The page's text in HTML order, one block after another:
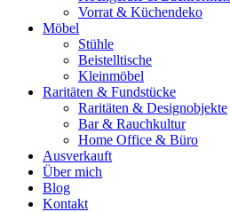
Vorrat & Küchendeko
Möbel
Stühle
Beistelltische
Kleinmöbel
Raritäten & Fundstücke
Raritäten & Designobjekte
Bar & Rauchkultur
Home Office & Büro
Ausverkauft
Über mich
Blog
Kontakt